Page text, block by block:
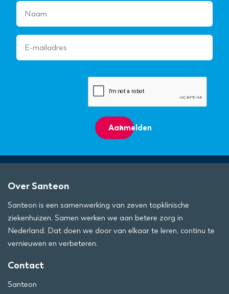
Aanmelden
Over Santeon
Santeon is een samenwerking van zeven topklinische
ziekenhuizen. Samen werken we aan betere zorg in
Nederland. Dat doen we door van elkaar te leren, continu te
vernieuwen en verbeteren.
Contact
Santeon